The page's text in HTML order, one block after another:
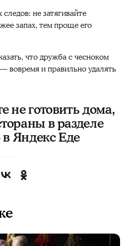
не затягивайте
запах, тем проще его
что дружба с чесноком
вовремя и правильно удалять
не готовить дома,
в разделе
в Яндекс Еде